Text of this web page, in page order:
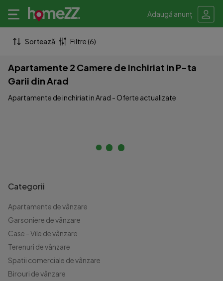
Adaugă anunț
Sortează Filtre (6)
Apartamente 2 Camere de Inchiriat in P-ta
Garii din Arad
Apartamente de inchiriat in Arad - Oferte actualizate
Categorii
Apartamente de vânzare
Garsoniere de vânzare
Case - Vile de vânzare
Terenuri de vânzare
Spatii comerciale de vânzare
Birouri de vânzare